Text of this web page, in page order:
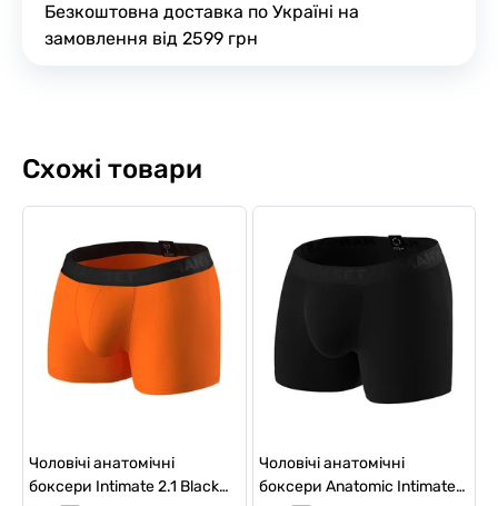
Безкоштовна доставка по Україні на
замовлення від 2599 грн
Схожі товари
Чоловічі анатомічні
боксери Intimate 2.1 Black
Чоловічі анатомічні
боксери Anatomic Intimate